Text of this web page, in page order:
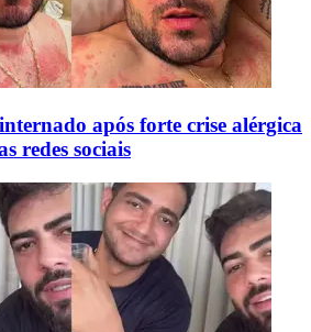
após forte crise alérgica
redes sociais